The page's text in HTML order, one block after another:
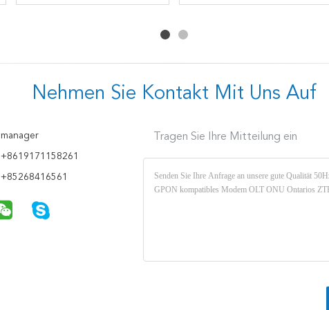
Nehmen Sie Kontakt Mit Uns Auf
manager
+8619171158261
+85268416561
Tragen Sie Ihre Mitteilung ein